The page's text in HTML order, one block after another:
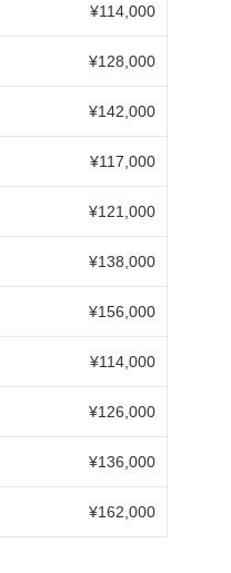
¥114,000
¥128,000
¥142,000
¥117,000
¥121,000
¥138,000
¥156,000
¥114,000
¥126,000
¥136,000
¥162,000